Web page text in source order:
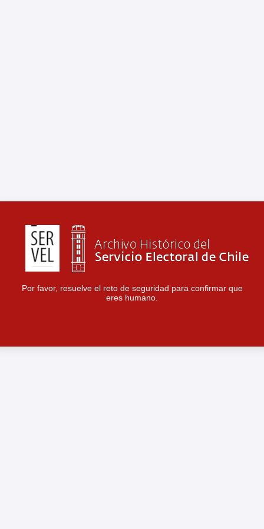
Por favor, resuelve el reto de seguridad para confirmar que
eres humano.